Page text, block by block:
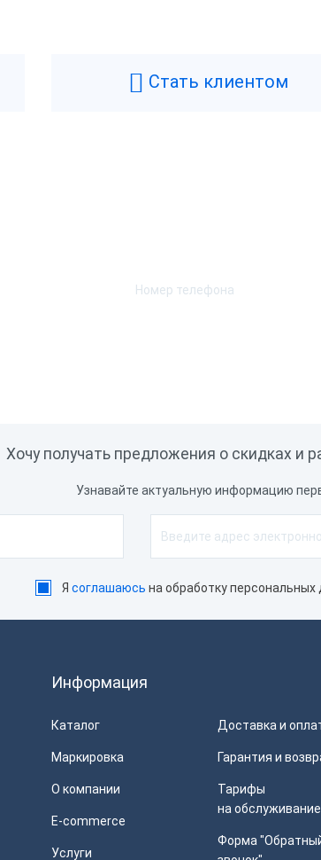
Стать клиентом
Хочу получать предложения о скидках и
Узнавайте актуальную информацию
Я соглашаюсь на обработку персональных
Информация
Каталог
Маркировка
О компании
E-commerce
Услуги
Доставка и
Гарантия и
Тарифы
на обслуживание
Форма